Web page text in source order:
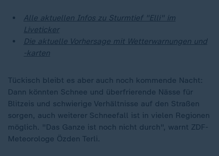
Alle aktuellen Infos zu Sturmtief "Elli" im
Liveticker
Die aktuelle Vorhersage mit Wetterwarnungen und
-karten
Tückisch bleibt es aber auch noch kommende Nacht:
Dann könnten Schnee und überfrierende Nässe für
Blitzeis und schwierige Verhältnisse auf den Straßen
sorgen, auch weiterer Schneefall ist in vielen Regionen
möglich. "Das Ganze ist noch nicht durch", warnt ZDF-
Meteorologe Özden Terli.